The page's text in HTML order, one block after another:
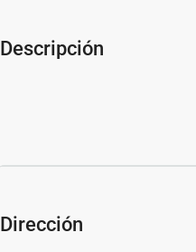
Descripción
Dirección